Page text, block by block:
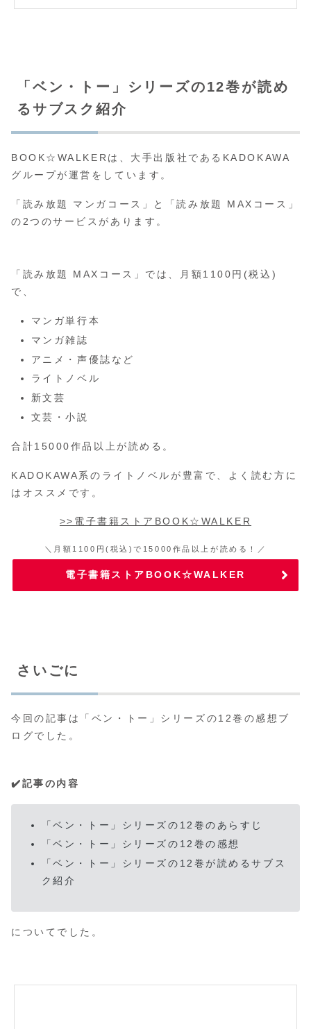
「ベン・トー」シリーズの12巻が読め
るサブスク紹介
BOOK☆WALKERは、大手出版社であるKADOKAWA
グループが運営をしています。
「読み放題 マンガコース」と「読み放題 MAXコース」
の2つのサービスがあります。
「読み放題 MAXコース」では、月額1100円(税込)
で、
マンガ単行本
マンガ雑誌
アニメ・声優誌など
ライトノベル
新文芸
文芸・小説
合計15000作品以上が読める。
KADOKAWA系のライトノベルが豊富で、よく読む方に
はオススメです。
>>電子書籍ストアBOOK☆WALKER
＼月額1100円(税込)で15000作品以上が読める！／
電子書籍ストアBOOK☆WALKER
さいごに
今回の記事は「ベン・トー」シリーズの12巻の感想ブ
ログでした。
✔️記事の内容
「ベン・トー」シリーズの12巻のあらすじ
「ベン・トー」シリーズの12巻の感想
「ベン・トー」シリーズの12巻が読めるサブス
ク紹介
についてでした。